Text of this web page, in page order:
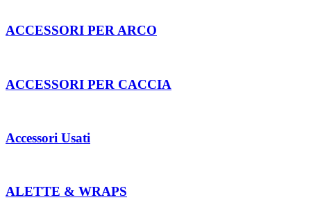
ACCESSORI PER ARCO
ACCESSORI PER CACCIA
Accessori Usati
ALETTE & WRAPS